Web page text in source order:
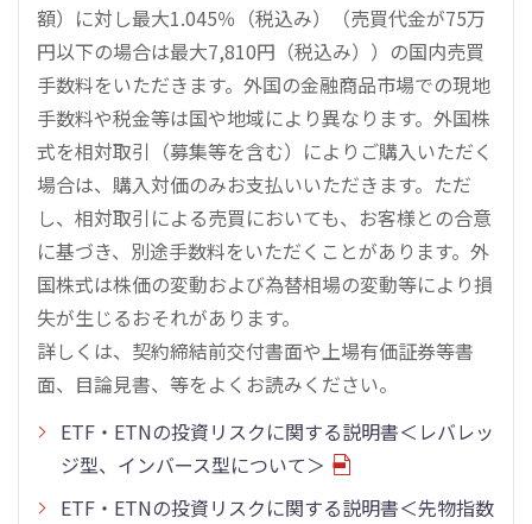
額）に対し最大1.045％（税込み）（売買代金が75万
円以下の場合は最大7,810円（税込み））の国内売買
手数料をいただきます。外国の金融商品市場での現地
手数料や税金等は国や地域により異なります。外国株
式を相対取引（募集等を含む）によりご購入いただく
場合は、購入対価のみお支払いいただきます。ただ
し、相対取引による売買においても、お客様との合意
に基づき、別途手数料をいただくことがあります。外
国株式は株価の変動および為替相場の変動等により損
失が生じるおそれがあります。
詳しくは、契約締結前交付書面や上場有価証券等書
面、目論見書、等をよくお読みください。
ETF・ETNの投資リスクに関する説明書＜レバレッ
ジ型、インバース型について＞
ETF・ETNの投資リスクに関する説明書＜先物指数